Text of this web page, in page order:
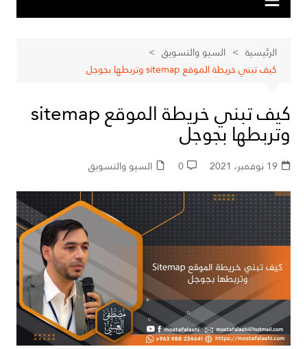
الرئيسية
السيو والتسويق
كيف تبني خريطة الموقع sitemap وتربطها بجوجل
كيف تبني خريطة الموقع sitemap
وتربطها بجوجل
19 نوفمبر، 2021 0 السيو والتسويق